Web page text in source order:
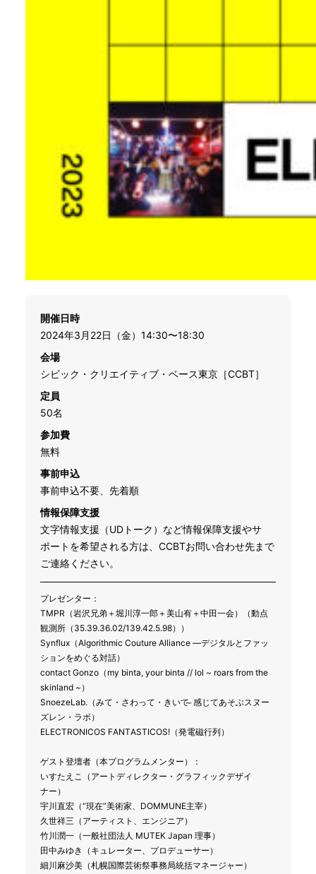
開催日時
2024年3月22日（金）14:30〜18:30
会場
シビック・クリエイティブ・ベース東京［CCBT］
定員
50名
参加費
無料
事前申込
事前申込不要、先着順
情報保障支援
文字情報支援（UDトーク）など情報保障支援やサ
ポートを希望される方は、CCBTお問い合わせ先まで
ご連絡ください。
プレゼンター：
TMPR（岩沢兄弟＋堀川淳一郎＋美山有＋中田一会）（動点
観測所（35.39.36.02/139.42.5.98））
Synflux（Algorithmic Couture Alliance ―デジタルとファッ
ションをめぐる対話）
contact Gonzo（my binta, your binta // lol ~ roars from the
skinland ~）
SnoezeLab.（みて・さわって・きいて ̶ 感じてあそぶスヌー
ズレン・ラボ）
ELECTRONICOS FANTASTICOS!（発電磁行列）
ゲスト登壇者（本プログラムメンター）：
いすたえこ（アートディレクター・グラフィックデザイ
ナー）
宇川直宏（“現在”美術家、DOMMUNE主宰）
久世祥三（アーティスト、エンジニア）
竹川潤一（一般社団法人 MUTEK Japan 理事）
田中みゆき（キュレーター、プロデューサー）
細川麻沙美（札幌国際芸術祭事務局統括マネージャー）